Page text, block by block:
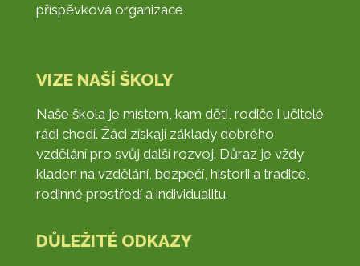
příspěvková organizace
VIZE NAŠÍ ŠKOLY
Naše škola je místem, kam děti, rodiče i učitelé
rádi chodí. Žáci získají základy dobrého
vzdělání pro svůj další rozvoj. Důraz je vždy
kladen na vzdělání, bezpečí, historii a tradice,
rodinné prostředí a individualitu.
DŮLEŽITÉ ODKAZY